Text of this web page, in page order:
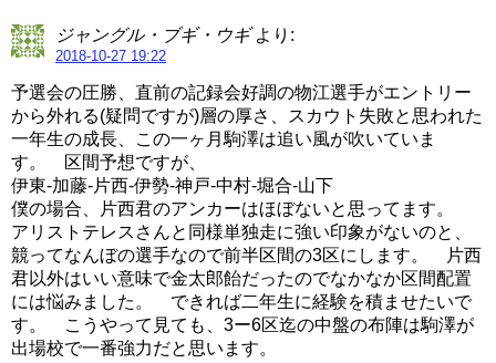
ジャングル・ブギ・ウギ より:
2018-10-27 19:22
予選会の圧勝、直前の記録会好調の物江選手がエントリー
から外れる(疑問ですが)層の厚さ、スカウト失敗と思われた
一年生の成長、この一ヶ月駒澤は追い風が吹いていま
す。 区間予想ですが、
伊東-加藤-片西-伊勢-神戸-中村-堀合-山下
僕の場合、片西君のアンカーはほぼないと思ってます。
アリストテレスさんと同様単独走に強い印象がないのと、
競ってなんぼの選手なので前半区間の3区にします。 片西
君以外はいい意味で金太郎飴だったのでなかなか区間配置
には悩みました。 できれば二年生に経験を積ませたいで
す。 こうやって見ても、3ー6区迄の中盤の布陣は駒澤が
出場校で一番強力だと思います。